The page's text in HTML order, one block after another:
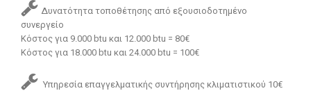
Δυνατότητα τοποθέτησης από εξουσιοδοτημένο
συνεργείο
Κόστος για 9.000 btu και 12.000 btu = 80€
Κόστος για 18.000 btu και 24.000 btu = 100€
Υπηρεσία επαγγελματικής συντήρησης κλιματιστικού 10€